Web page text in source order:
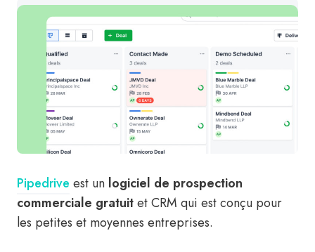
Pipedrive est un logiciel de prospection
commerciale gratuitet CRM qui est conçu pour
les petites et moyennes entreprises.